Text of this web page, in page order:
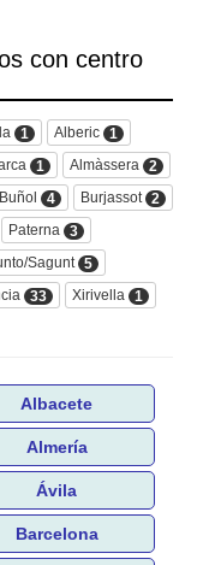
con centro
1 Alberic 1
1 Almàssera
2
Buñol 4 Burjassot 2
Paterna
3
Sagunt 5
33 Xirivella 1
Albacete
Almería
Ávila
Barcelona